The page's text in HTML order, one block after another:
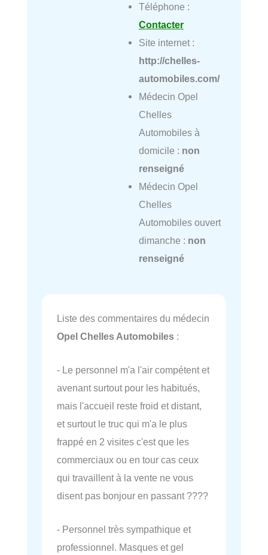
Téléphone :
Contacter
Site internet :
http://chelles-
automobiles.com/
Médecin Opel
Chelles
Automobiles à
domicile : non
renseigné
Médecin Opel
Chelles
Automobiles ouvert
dimanche : non
renseigné
Liste des commentaires du médecin
Opel Chelles Automobiles :
- Le personnel m'a l'air compétent et
avenant surtout pour les habitués,
mais l'accueil reste froid et distant,
et surtout le truc qui m'a le plus
frappé en 2 visites c'est que les
commerciaux ou en tour cas ceux
qui travaillent à la vente ne vous
disent pas bonjour en passant ????
- Personnel très sympathique et
professionnel. Masques et gel